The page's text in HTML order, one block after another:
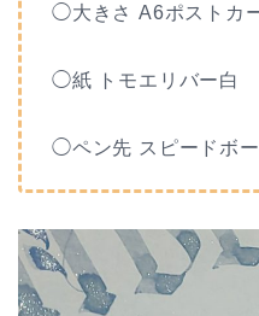
◯大きさ A6ポストカ
◯紙 トモエリバー白
◯ペン先 スピードボ